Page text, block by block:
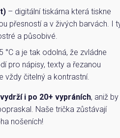
– digitální tiskárna která tiskne
přesností a v živých barvách. I
a působivé.
°C a je tak odolná, že zvládne
pro nápisy, texty a řezanou
vždy čitelný a kontrastní.
i po 20+ vypráních, aniž by
Naše trička zůstávají
nošeních!